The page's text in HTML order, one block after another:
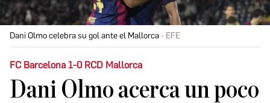
Dani Olmo celebra su gol ante el Mallorca EFE
FC Barcelona 1-0 RCD Mallorca
Dani Olmo acerca un poco